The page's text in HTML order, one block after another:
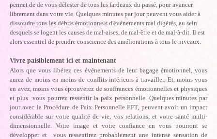
permet de de vous délester de tous les fardeaux du passé, pour avancer
librement dans votre vie. Quelques minutes par jour peuvent vous aider à
dissoudre tous les débris émotionnels d'événements mal digérés, au sein
desquels se logent les causes de mal-aises, de mal-être et de mal-à-dit. Il est
alors essentiel de prendre conscience des améliorations à tous le niveaux.
Vivre paisiblement ici et maintenant
Alors que vous libérez ces événements de leur bagage émotionnel, vous
aurez de moins en moins de conflits intérieurs à travailler. Et, moins vous
en avez, moins vous éprouverez de souffrances émotionnelles et physiques
et plus vous pourrez ressentir la paix personnelle. Quelques minutes par
jour avec la Procédure de Paix Personnelle EFT, peuvent avoir un impact
considérable sur votre qualité de vie, vos relations, et votre santé multi-
dimensionnelle. Votre image et votre confiance en vous pourront se
développer et vous ressentirez probablement une intense sensation de